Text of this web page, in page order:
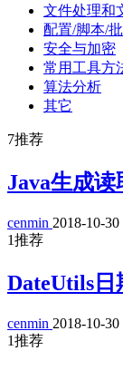
文件处理和
配置/脚本/
安全与加密
常用工具方
算法分析
其它
7推荐
Java生成
cenmin 2018-10-
1推荐
DateUtils日
cenmin 2018-10-
1推荐